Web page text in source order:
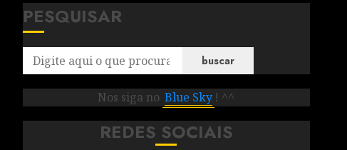
PESQUISAR
buscar
Nos siga no Blue Sky ! ^^
REDES SOCIAIS